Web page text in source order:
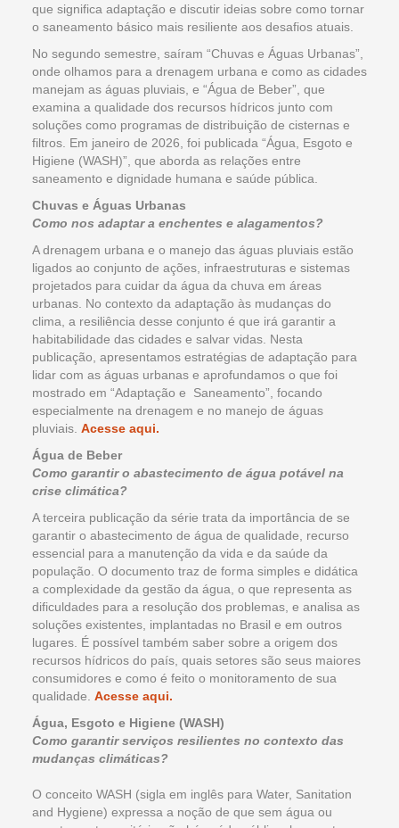
que significa adaptação e discutir ideias sobre como tornar
o saneamento básico mais resiliente aos desafios atuais.
No segundo semestre, saíram “Chuvas e Águas Urbanas”,
onde olhamos para a drenagem urbana e como as cidades
manejam as águas pluviais, e “Água de Beber”, que
examina a qualidade dos recursos hídricos junto com
soluções como programas de distribuição de cisternas e
filtros. Em janeiro de 2026, foi publicada “Água, Esgoto e
Higiene (WASH)”, que aborda as relações entre
saneamento e dignidade humana e saúde pública.
Chuvas e Águas Urbanas
Como nos adaptar a enchentes e alagamentos?
A drenagem urbana e o manejo das águas pluviais estão
ligados ao conjunto de ações, infraestruturas e sistemas
projetados para cuidar da água da chuva em áreas
urbanas. No contexto da adaptação às mudanças do
clima, a resiliência desse conjunto é que irá garantir a
habitabilidade das cidades e salvar vidas. Nesta
publicação, apresentamos estratégias de adaptação para
lidar com as águas urbanas e aprofundamos o que foi
mostrado em “Adaptação e Saneamento”, focando
especialmente na drenagem e no manejo de águas
pluviais. Acesse aqui.
Água de Beber
Como garantir o abastecimento de água potável na
crise climática?
A terceira publicação da série trata da importância de se
garantir o abastecimento de água de qualidade, recurso
essencial para a manutenção da vida e da saúde da
população. O documento traz de forma simples e didática
a complexidade da gestão da água, o que representa as
dificuldades para a resolução dos problemas, e analisa as
soluções existentes, implantadas no Brasil e em outros
lugares. É possível também saber sobre a origem dos
recursos hídricos do país, quais setores são seus maiores
consumidores e como é feito o monitoramento de sua
qualidade. Acesse aqui.
Água, Esgoto e Higiene (WASH)
Como garantir serviços resilientes no contexto das
mudanças climáticas?
O conceito WASH (sigla em inglês para Water, Sanitation
and Hygiene) expressa a noção de que sem água ou